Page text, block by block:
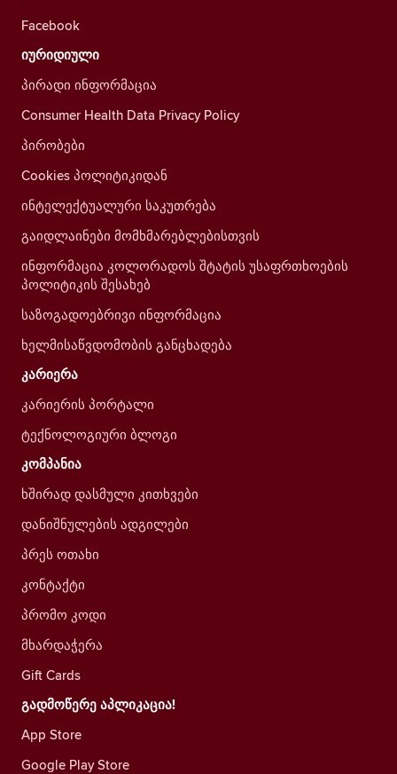
Facebook
იურიდიული
პირადი ინფორმაცია
Consumer Health Data Privacy Policy
პირობები
Cookies პოლიტიკიდან
ინტელექტუალური საკუთრება
გაიდლაინები მომხმარებლებისთვის
ინფორმაცია კოლორადოს შტატის უსაფრთხოების
პოლიტიკის შესახებ
საზოგადოებრივი ინფორმაცია
ხელმისაწვდომობის განცხადება
კარიერა
კარიერის პორტალი
ტექნოლოგიური ბლოგი
კომპანია
ხშირად დასმული კითხვები
დანიშნულების ადგილები
პრეს ოთახი
კონტაქტი
პრომო კოდი
მხარდაჭერა
Gift Cards
გადმოწერე აპლიკაცია!
App Store
Google Play Store